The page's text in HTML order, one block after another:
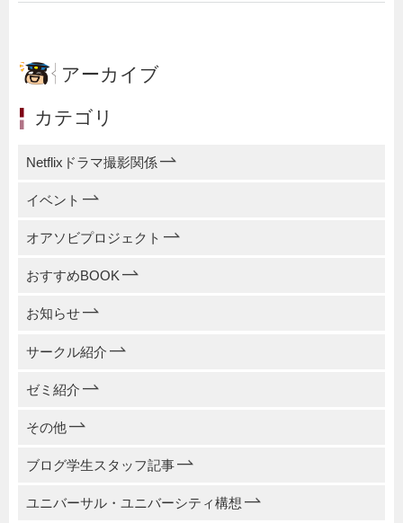
アーカイブ
カテゴリ
Netflixドラマ撮影関係
イベント
オアソビプロジェクト
おすすめBOOK
お知らせ
サークル紹介
ゼミ紹介
その他
ブログ学生スタッフ記事
ユニバーサル・ユニバーシティ構想